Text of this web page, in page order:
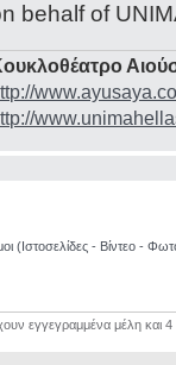
behalf of
(Ιστοσελίδες - Βίντεο -
εγγεγραμμένα μέλη και 4